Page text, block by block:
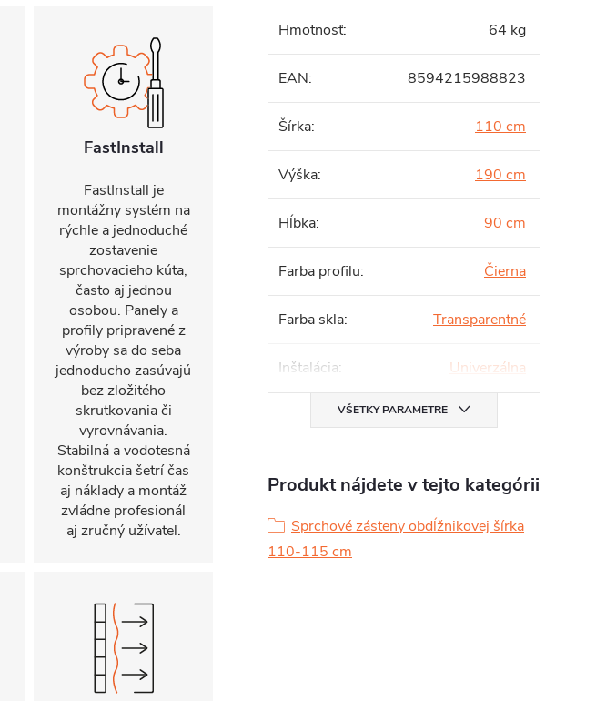
FastInstall
FastInstall je
montážny systém na
rýchle a jednoduché
zostavenie
sprchovacieho kúta,
často aj jednou
osobou. Panely a
profily pripravené z
výroby sa do seba
jednoducho zasúvajú
bez zložitého
skrutkovania či
vyrovnávania.
Stabilná a vodotesná
konštrukcia šetrí čas
aj náklady a montáž
zvládne profesionál
aj zručný užívateľ.
Hmotnosť: 64 kg
EAN: 8594215988823
Šírka: 110 cm
Výška: 190 cm
Hĺbka: 90 cm
Farba profilu: Čierna
Farba skla: Transparentné
Inštalácia: Univerzálna
VŠETKY PARAMETRE
Produkt nájdete v tejto kategórii
Sprchové zásteny obdĺžnikovej šírka
110-115 cm